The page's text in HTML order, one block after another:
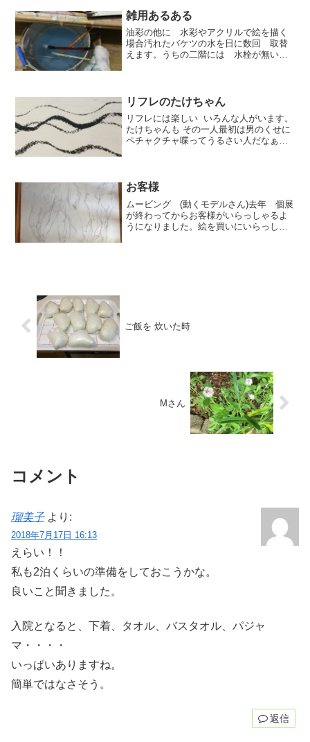
雑用あるある
油彩の他に 水彩やアクリルで絵を描く
場合汚れたバケツの水を日に数回 取替
えます。うちの二階には 水栓が無いの
水をぶちまけてし...
リフレのたけちゃん
リフレには楽しい いろんな人がいます。
たけちゃんも その一人最初は男のくせに
ペチャクチャ喋ってうるさい人だなぁ〜
ても上手で遠...
お客様
ムービング (動くモデルさん)去年 個展
が終わってからお客様がいらっしゃるよ
うになりました。絵を買いにいらっしゃ
ご飯を 炊いた時
Mさん
コメント
瑠美子 より:
2018年7月17日 16:13
えらい！！
私も2泊くらいの準備をしておこうかな。
良いこと聞きました。
入院となると、下着、タオル、バスタオル、パジャ
マ・・・・
いっぱいありますね。
簡単ではなさそう。
返信